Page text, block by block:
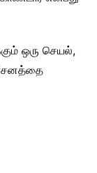
ஒரு செயல்,